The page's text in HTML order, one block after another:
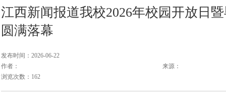
江西新闻报道我校2026年校园开放日
圆满落幕
发布时间：2026-06-22
作者：
来源：
浏览次数：162